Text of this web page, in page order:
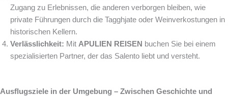
Zugang zu Erlebnissen, die anderen verborgen bleiben, wie
private Führungen durch die Tagghjate oder Weinverkostungen in
historischen Kellern.
Verlässlichkeit: Mit APULIEN REISEN buchen Sie bei einem
spezialisierten Partner, der das Salento liebt und versteht.
Ausflugsziele in der Umgebung – Zwischen Geschichte und